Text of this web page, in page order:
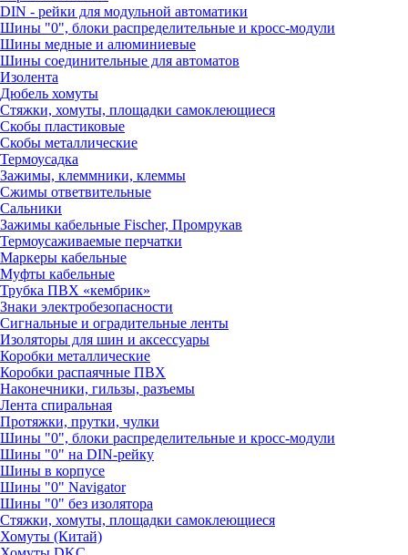
DIN - рейки для модульной автоматики
Шины "0", блоки распределительные и кросс-модули
Шины медные и алюминиевые
Шины соединительные для автоматов
Изолента
Дюбель хомуты
Стяжки, хомуты, площадки самоклеющиеся
Скобы пластиковые
Скобы металлические
Термоусадка
Зажимы, клеммники, клеммы
Сжимы ответвительные
Сальники
Зажимы кабельные Fischer, Промрукав
Термоусаживаемые перчатки
Маркеры кабельные
Муфты кабельные
Трубка ПВХ «кембрик»
Знаки электробезопасности
Сигнальные и оградительные ленты
Изоляторы для шин и аксессуары
Коробки металлические
Коробки распаячные ПВХ
Наконечники, гильзы, разъемы
Лента спиральная
Протяжки, прутки, чулки
Шины "0", блоки распределительные и кросс-модули
Шины "0" на DIN-рейку
Шины в корпусе
Шины "0" Navigator
Шины "0" без изолятора
Стяжки, хомуты, площадки самоклеющиеся
Хомуты (Китай)